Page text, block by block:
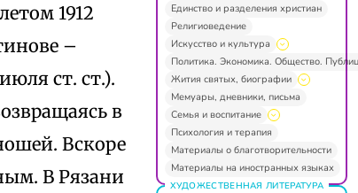
1912
–
ст. ст.).
в
Вскоре
В Рязани
Единство и разделения христиан
Религиоведение
Искусство и культура
Политика. Экономика. Общество.
Жития святых, биографии
Мемуары, дневники, письма
Семья и воспитание
Психология и терапия
Материалы о благотворительности
Материалы на иностранных языках
ХУДОЖЕСТВЕННАЯ ЛИТЕРАТУРА